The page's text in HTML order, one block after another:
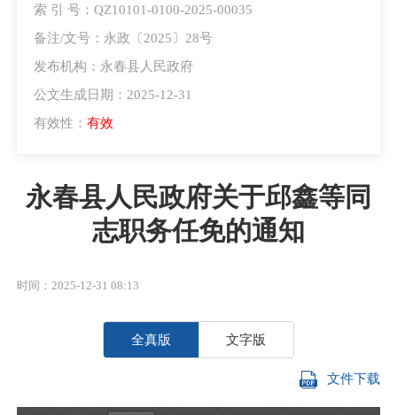
索 引 号：QZ10101-0100-2025-00035
备注/文号：永政〔2025〕28号
发布机构：永春县人民政府
公文生成日期：2025-12-31
有效性： 有效
永春县人民政府关于邱鑫等同
志职务任免的通知
时间：2025-12-31 08:13
全真版 文字版
文件下载